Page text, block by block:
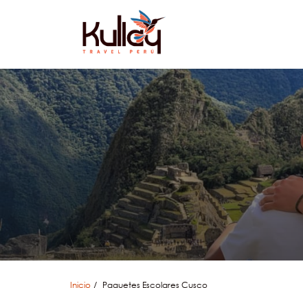
Inicio Paquetes Escolares Cusco